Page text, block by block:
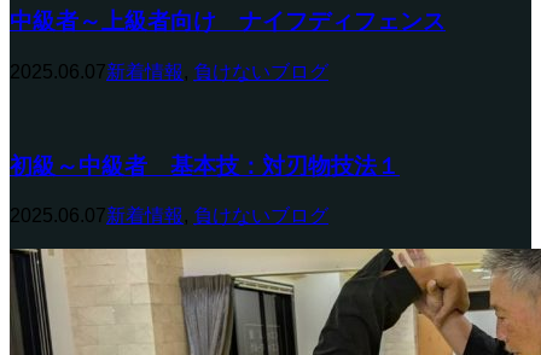
中級者～上級者向け ナイフディフェンス
2025.06.07新着情報 , 負けないブログ
初級～中級者 基本技：対刃物技法１
2025.06.07新着情報 , 負けないブログ